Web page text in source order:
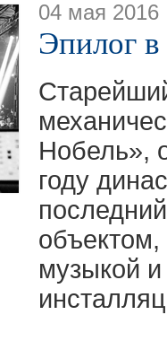
04 мая 2016
Эпилог
Нобель»,
году
объектом,
музыкой